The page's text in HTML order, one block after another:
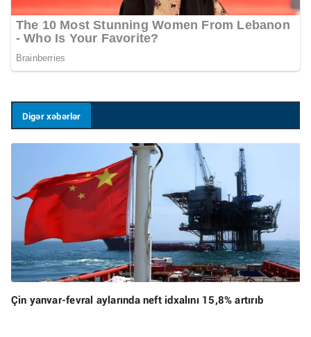
Digər xəbərlər
Çin yanvar-fevral aylarında neft idxalını 15,8% artırıb